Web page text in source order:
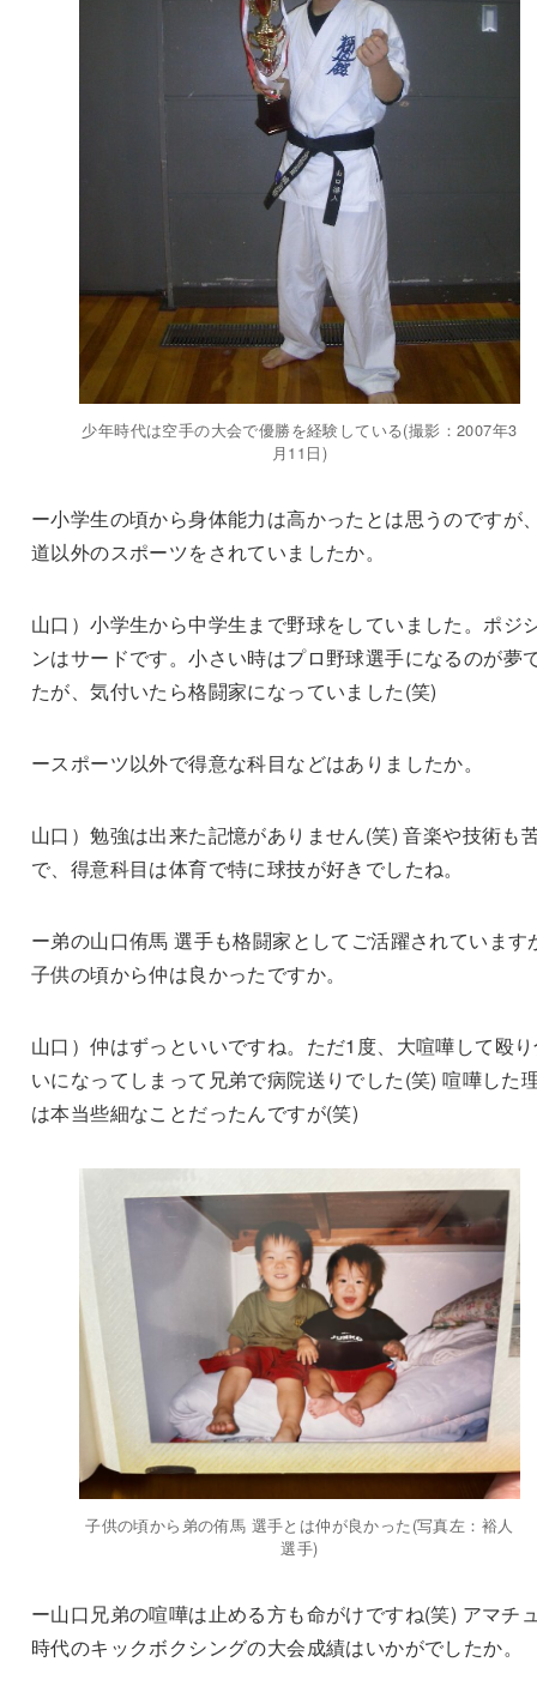
少年時代は空手の大会で優勝を経験している(撮影：2007年3
月11日)
ー小学生の頃から身体能力は高かったとは思うのですが
道以外のスポーツをされていましたか。
山口）小学生から中学生まで野球をしていました。ポジ
ンはサードです。小さい時はプロ野球選手になるのが夢
たが、気付いたら格闘家になっていました(笑)
ースポーツ以外で得意な科目などはありましたか。
山口）勉強は出来た記憶がありません(笑) 音楽や技術も
で、得意科目は体育で特に球技が好きでしたね。
ー弟の山口侑馬 選手も格闘家としてご活躍されています
子供の頃から仲は良かったですか。
山口）仲はずっといいですね。ただ1度、大喧嘩して殴
いになってしまって兄弟で病院送りでした(笑) 喧嘩した
は本当些細なことだったんですが(笑)
子供の頃から弟の侑馬 選手とは仲が良かった(写真左：裕人
選手)
ー山口兄弟の喧嘩は止める方も命がけですね(笑) アマチ
時代のキックボクシングの大会成績はいかがでしたか。